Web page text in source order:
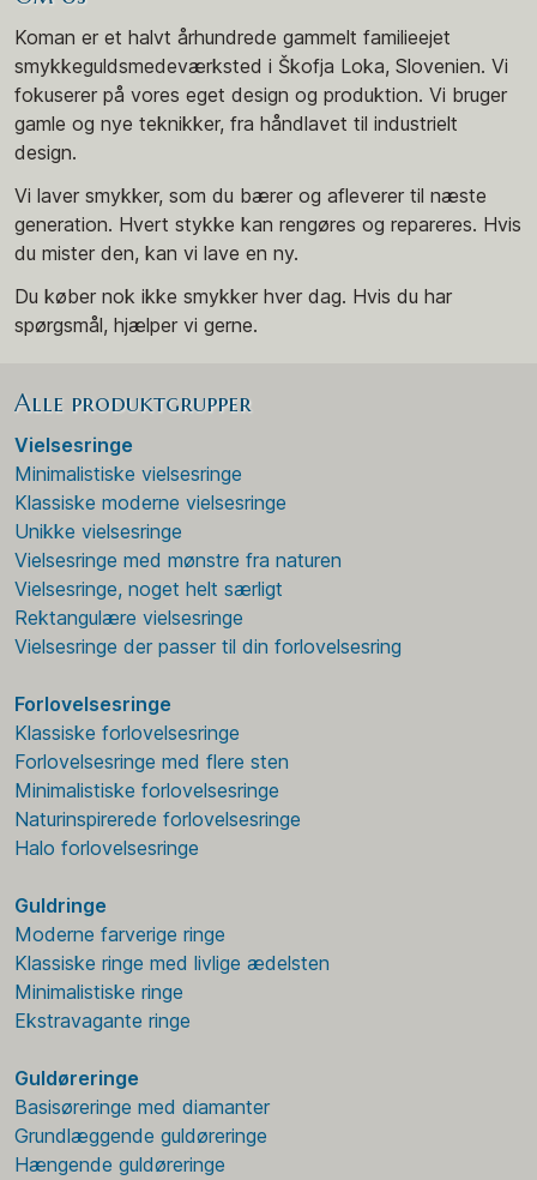
Koman er et halvt århundrede gammelt familieejet
smykkeguldsmedeværksted i Škofja Loka, Slovenien. Vi
fokuserer på vores eget design og produktion. Vi bruger
gamle og nye teknikker, fra håndlavet til industrielt
design.
Vi laver smykker, som du bærer og afleverer til næste
generation. Hvert stykke kan rengøres og repareres. Hvis
du mister den, kan vi lave en ny.
Du køber nok ikke smykker hver dag. Hvis du har
spørgsmål, hjælper vi gerne.
Alle produktgrupper
Vielsesringe
Minimalistiske vielsesringe
Klassiske moderne vielsesringe
Unikke vielsesringe
Vielsesringe med mønstre fra naturen
Vielsesringe, noget helt særligt
Rektangulære vielsesringe
Vielsesringe der passer til din forlovelsesring
Forlovelsesringe
Klassiske forlovelsesringe
Forlovelsesringe med flere sten
Minimalistiske forlovelsesringe
Naturinspirerede forlovelsesringe
Halo forlovelsesringe
Guldringe
Moderne farverige ringe
Klassiske ringe med livlige ædelsten
Minimalistiske ringe
Ekstravagante ringe
Guldøreringe
Basisøreringe med diamanter
Grundlæggende guldøreringe
Hængende guldøreringe